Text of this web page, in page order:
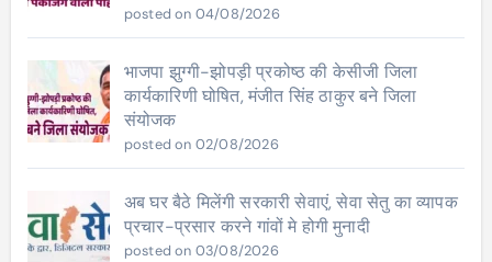
posted on 04/08/2026
भाजपा झुग्गी-झोपड़ी प्रकोष्ठ की केसीजी जिला
कार्यकारिणी घोषित, मंजीत सिंह ठाकुर बने जिला
संयोजक
posted on 02/08/2026
अब घर बैठे मिलेंगी सरकारी सेवाएं, सेवा सेतु का व्यापक
प्रचार-प्रसार करने गांवों मे होगी मुनादी
posted on 03/08/2026